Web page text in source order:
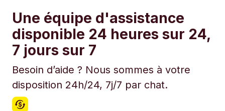
Une équipe d'assistance
disponible 24 heures sur 24,
7 jours sur 7
Besoin d’aide ? Nous sommes à votre
disposition 24h/24, 7j/7 par chat.